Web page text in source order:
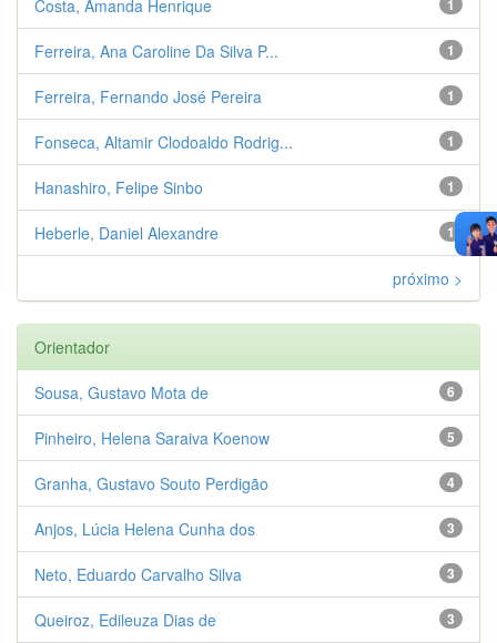
1
Costa, Amanda Henrique
1
Ferreira, Ana Caroline Da Silva P...
1
Ferreira, Fernando José Pereira
1
Fonseca, Altamir Clodoaldo Rodrig...
1
Hanashiro, Felipe Sinbo
1
Heberle, Daniel Alexandre
próximo >
Orientador
6
Sousa, Gustavo Mota de
5
Pinheiro, Helena Saraiva Koenow
4
Granha, Gustavo Souto Perdigão
3
Anjos, Lúcia Helena Cunha dos
3
Neto, Eduardo Carvalho Silva
3
Queiroz, Edileuza Dias de